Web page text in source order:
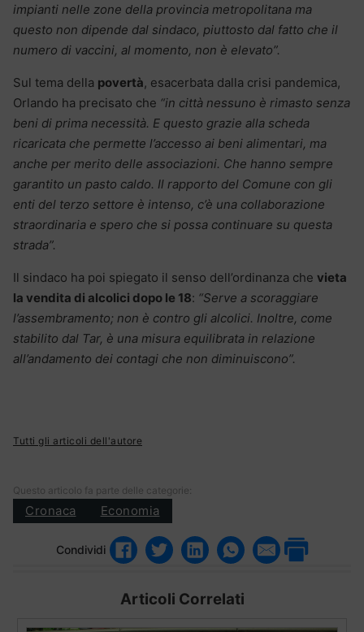
impianti nelle zone della provincia metropolitana ma
questo non dipende dal sindaco, piuttosto dal fatto che il
numero di vaccini, al momento, non è elevato”.
Sul tema della povertà, esacerbata dalla crisi pandemica,
Orlando ha precisato che “in città nessuno è rimasto senza
beni di prima necessità. E questo grazie alla scheda
ricaricata che permette l’accesso ai beni alimentari, ma
anche per merito delle associazioni. Che hanno sempre
garantito un pasto caldo. Il rapporto del Comune con gli
enti del terzo settore è intenso, c’è una collaborazione
straordinaria e spero che si possa continuare su questa
strada”.
Il sindaco ha poi spiegato il senso dell’ordinanza che vieta
la vendita di alcolici dopo le 18: “Serve a scoraggiare
l’assembramento; non è contro gli alcolici. Inoltre, come
stabilito dal Tar, è una misura equilibrata in relazione
all’andamento dei contagi che non diminuiscono”.
Tutti gli articoli dell'autore
Questo articolo fa parte delle categorie:
Cronaca Economia
Condividi
Articoli Correlati